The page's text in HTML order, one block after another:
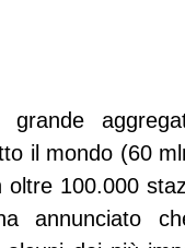
il mondo (60
oltre 100.000
annunciato